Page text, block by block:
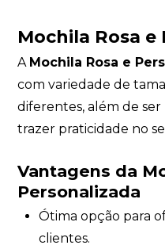
Mochila Rosa e
A Mochila Rosa e
com variedade de
diferentes, além de
trazer praticidade no
Vantagens da
Personalizada
Ótima opção para
clientes.